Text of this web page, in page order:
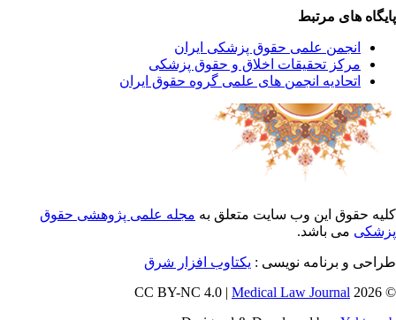
های مرتبط
انجمن علمی حقوق پزشکی ایران
مرکز تحقیقات اخلاق و حقوق پزشکی
اتحادیه انجمن های علمی گروه حقوق ایران
حقوق این وب سایت متعلق بهمجله علمی پژوهشی حقوق
می باشد.
و برنامه نویسی : یکتاوب افزار شرق
©
Medical Law Journal